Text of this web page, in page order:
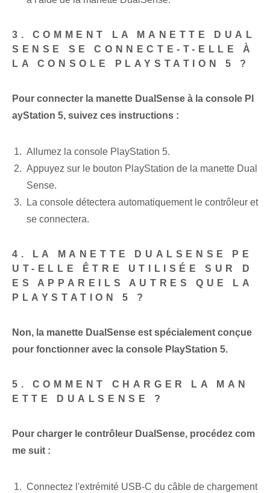
3. COMMENT LA MANETTE DUAL
SENSE SE CONNECTE-T-ELLE À
LA CONSOLE PLAYSTATION 5 ?
Pour connecter la manette DualSense à la console Pl
ayStation 5, suivez ces instructions :
Allumez la console PlayStation 5.
Appuyez sur le bouton PlayStation de la manette Dual
Sense.
La console détectera automatiquement le contrôleur et
se connectera.
4. LA MANETTE DUALSENSE PE
UT-ELLE ÊTRE UTILISÉE SUR D
ES APPAREILS AUTRES QUE LA
PLAYSTATION 5 ?
Non, la manette DualSense est spécialement conçue
pour fonctionner avec la console PlayStation 5.
5. COMMENT CHARGER LA MAN
ETTE DUALSENSE ?
Pour charger le contrôleur DualSense, procédez com
me suit :
Connectez l'extrémité USB-C du câble de chargement